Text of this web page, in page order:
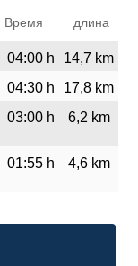
Время длина
04:00 h
14,7 km
04:30 h
17,8 km
03:00 h 6,2 km
01:55 h 4,6 km